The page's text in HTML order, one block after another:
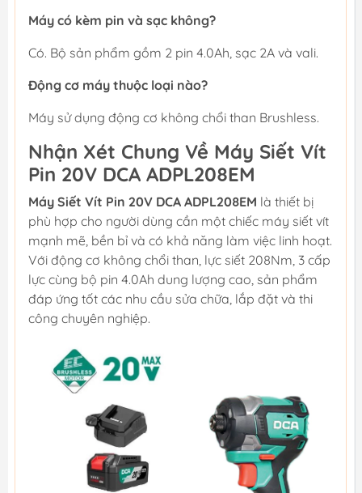
Máy có kèm pin và sạc không?
Có. Bộ sản phẩm gồm 2 pin 4.0Ah, sạc 2A và vali.
Động cơ máy thuộc loại nào?
Máy sử dụng động cơ không chổi than Brushless.
Nhận Xét Chung Về Máy Siết Vít
Pin 20V DCA ADPL208EM
Máy Siết Vít Pin 20V DCA ADPL208EM là thiết bị
phù hợp cho người dùng cần một chiếc máy siết vít
mạnh mẽ, bền bỉ và có khả năng làm việc linh hoạt.
Với động cơ không chổi than, lực siết 208Nm, 3 cấp
lực cùng bộ pin 4.0Ah dung lượng cao, sản phẩm
đáp ứng tốt các nhu cầu sửa chữa, lắp đặt và thi
công chuyên nghiệp.